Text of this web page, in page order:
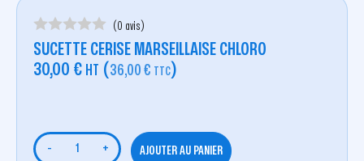
(0 avis)
SUCETTE CERISE MARSEILLAISE CHLORO
30,00 € HT (36,00 € TTC)
- + AJOUTER AU PANIER